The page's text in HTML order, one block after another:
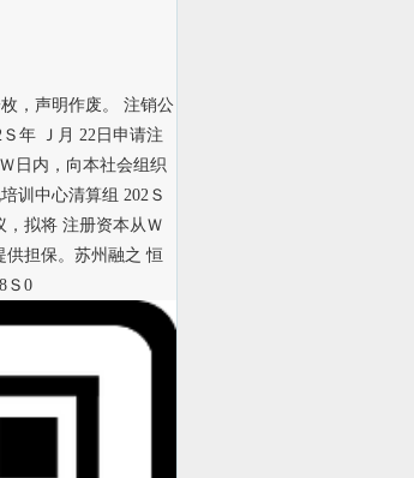
，声明作废。 注销公
年 Ｊ月 22日申请注
日内，向本社会组织
训中心清算组 202Ｓ
，拟将 注册资本从Ｗ
供担保。苏州融之 恒
Ｓ0